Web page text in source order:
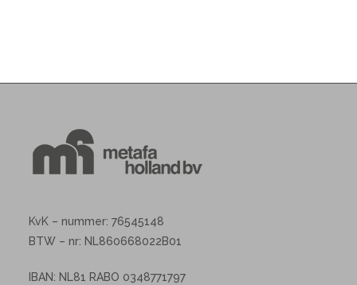
KvK – nummer: 76545148
BTW – nr: NL860668022B01
IBAN: NL81 RABO 0348771797